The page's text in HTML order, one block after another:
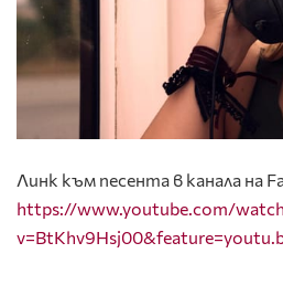
Линк към песента в канала на
https://www.youtube.com/